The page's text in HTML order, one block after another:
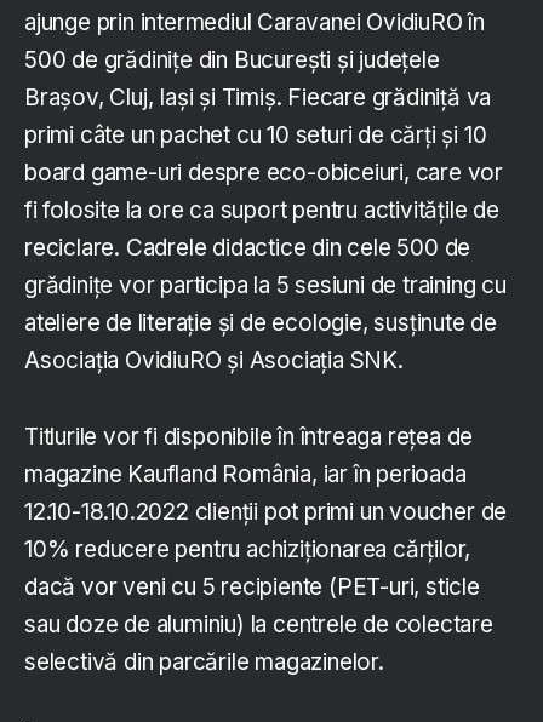
ajunge prin intermediul Caravanei OvidiuRO în
500 de grădinițe din București și județele
Brașov, Cluj, Iași și Timiș. Fiecare grădiniță va
primi câte un pachet cu 10 seturi de cărți și 10
board game-uri despre eco-obiceiuri, care vor
fi folosite la ore ca suport pentru activitățile de
reciclare. Cadrele didactice din cele 500 de
grădinițe vor participa la 5 sesiuni de training cu
ateliere de literație și de ecologie, susținute de
Asociația OvidiuRO și Asociația SNK.
Titlurile vor fi disponibile în întreaga rețea de
magazine Kaufland România, iar în perioada
12.10-18.10.2022 clienții pot primi un voucher de
10% reducere pentru achiziționarea cărților,
dacă vor veni cu 5 recipiente (PET-uri, sticle
sau doze de aluminiu) la centrele de colectare
selectivă din parcările magazinelor.